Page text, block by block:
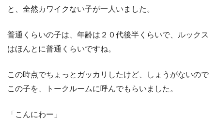
と、全然カワイクない子が一人いました。
普通くらいの子は、年齢は２０代後半くらいで、ルックス
はほんとに普通くらいですね。
この時点でちょっとガッカリしたけど、しょうがないので
この子を、トークルームに呼んでもらいました。
「こんにわー」